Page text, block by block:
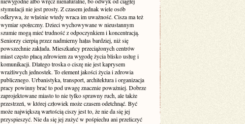
stymulacji nie jest prosty. Z czasem jednak wiele osób
odkrywa, że właśnie wtedy wraca im uważność. Cisza ma też
wymiar społeczny. Dzieci wychowywane w nieustannym
szumie mogą mieć trudność z odpoczynkiem i koncentracją.
Seniorzy cierpią przez nadmierny hałas bardziej, niż się
powszechnie zakłada. Mieszkańcy przeciążonych centrów
miast często płacą zdrowiem za wygodę życia blisko usług i
komunikacji. Dlatego troska o ciszę nie jest kaprysem
wrażliwych jednostek. To element jakości życia i zdrowia
publicznego. Urbanistyka, transport, architektura i organizacja
pracy powinny brać to pod uwagę znacznie poważniej. Dobrze
zaprojektowane miasto to nie tylko sprawny ruch, ale także
przestrzeń, w której człowiek może czasem odetchnąć. Być
może największą wartością ciszy jest to, że nie da się jej
przyspieszyć. Nie da się jej zużyć w pośpiechu ani przeliczyć